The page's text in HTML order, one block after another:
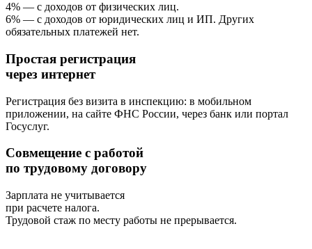
4% — с доходов от физических лиц.
6% — с доходов от юридических лиц и ИП. Других
обязательных платежей нет.
Простая регистрация
через интернет
Регистрация без визита в инспекцию: в мобильном
приложении, на сайте ФНС России, через банк или портал
Госуслуг.
Совмещение с работой
по трудовому договору
Зарплата не учитывается
при расчете налога.
Трудовой стаж по месту работы не прерывается.